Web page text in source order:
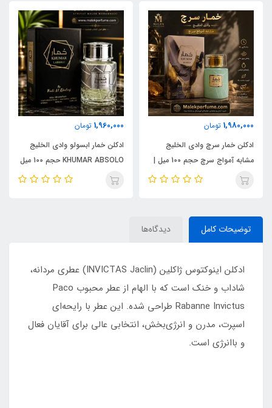
1,980,000 تومان
ادکلن خمار سرچ وادی الخلیج
مشابه آمواج سرچ حجم 100 میل |
KHUMAR Search Eau de
1,960,000 تومان
ادکلن خمار ابسولو وادی الخلیج
KHUMAR ABSOLO حجم 100 میل
| مشابه اورجینال ایو سن لورن مای
توضیحات کامل دیدگاه‌ها
ادکلن اینوکتوس ژاکلین (INVICTAS Jaclin) عطری مردانه،
شاداب و خنک است که با الهام از عطر محبوب Paco
Rabanne Invictus طراحی شده. این عطر با رایحه‌ای
اسپرت، مدرن و انرژی‌بخش، انتخابی عالی برای آقایان فعال
و باانرژی است.